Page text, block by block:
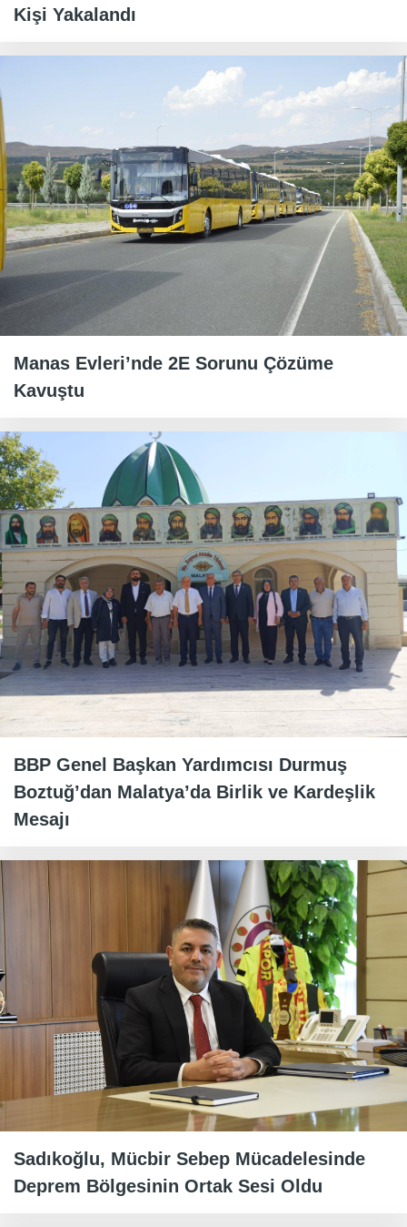
Kişi Yakalandı
Manas Evleri’nde 2E Sorunu Çözüme
Kavuştu
BBP Genel Başkan Yardımcısı Durmuş
Boztuğ’dan Malatya’da Birlik ve Kardeşlik
Mesajı
Sadıkoğlu, Mücbir Sebep Mücadelesinde
Deprem Bölgesinin Ortak Sesi Oldu